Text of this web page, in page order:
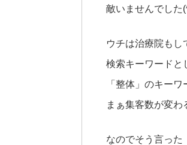
敵いませんでした
ウチは治療院もし
検索キーワードと
「整体」のキー
まぁ集客数が変わ
なのでそう言った